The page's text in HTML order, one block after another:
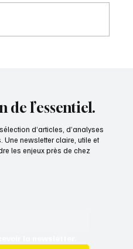
de cabinet du
de l’essentiel.
d’articles, d’analyses
Une newsletter claire, utile et
les enjeux près de chez